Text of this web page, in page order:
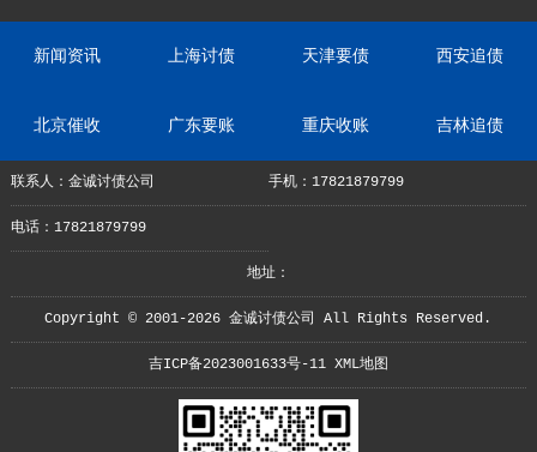
新闻资讯 上海讨债 天津要债 西安追债
北京催收 广东要账 重庆收账 吉林追债
联系人：金诚讨债公司 手机：17821879799
电话：17821879799
地址：
Copyright © 2001-2026 金诚讨债公司 All Rights Reserved.
吉ICP备2023001633号-11 XML地图